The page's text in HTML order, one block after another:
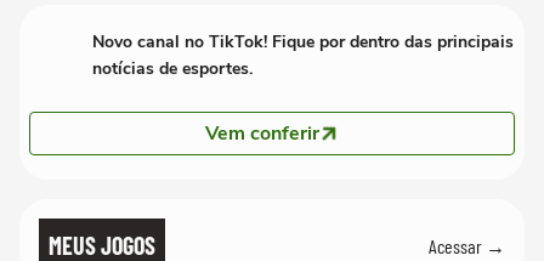
Novo canal no TikTok! Fique por dentro das principais
notícias de esportes.
Vem conferir
MEUS JOGOS Acessar →